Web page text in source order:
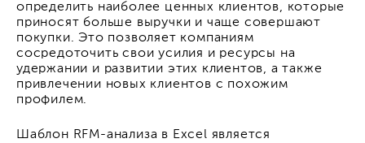
определить наиболее ценных клиентов, которые
приносят больше выручки и чаще совершают
покупки. Это позволяет компаниям
сосредоточить свои усилия и ресурсы на
удержании и развитии этих клиентов, а также
привлечении новых клиентов с похожим
профилем.
Шаблон RFM-анализа в Excel является